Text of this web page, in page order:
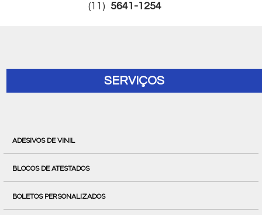
(11) 5641-1254
SERVIÇOS
ADESIVOS DE VINIL
BLOCOS DE ATESTADOS
BOLETOS PERSONALIZADOS